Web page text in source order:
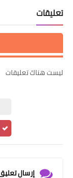
تعليقات
ليست هناك تعليقات
إرسال